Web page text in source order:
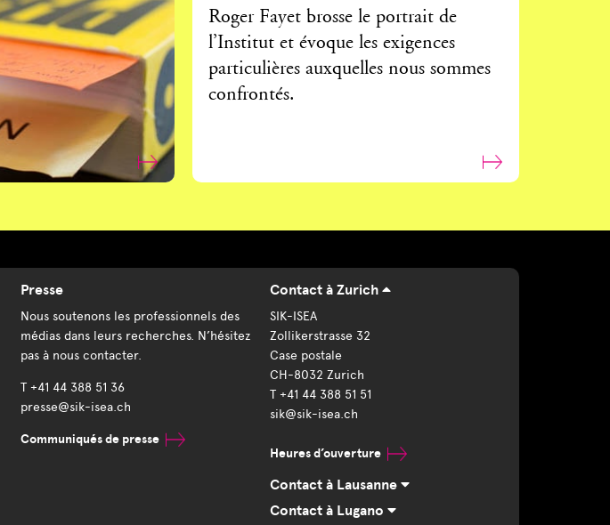
Roger Fayet brosse le portrait de
l’Institut et évoque les exigences
particulières auxquelles nous sommes
confrontés.
Presse
Nous soutenons les professionnels des
médias dans leurs recherches. N’hésitez
pas à nous contacter.
T +41 44 388 51 36
presse@sik-isea.ch
Communiqués de presse
Contact à Zurich
SIK-ISEA
Zollikerstrasse 32
Case postale
CH-8032 Zurich
T +41 44 388 51 51
sik@sik-isea.ch
Heures d’ouverture
Contact à Lausanne
Contact à Lugano